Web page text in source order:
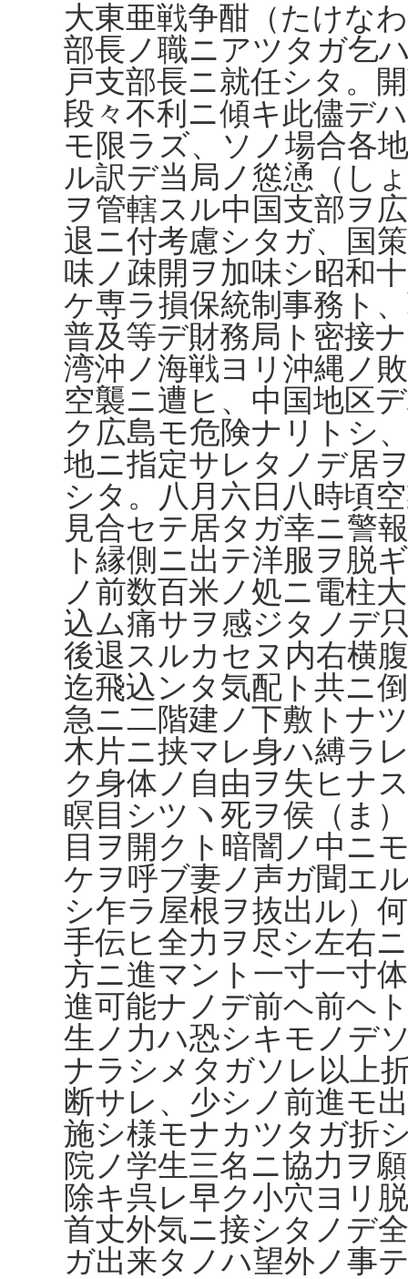
大東亜戦争酣（たけな
部長ノ職ニアツタガ乞
戸支部長ニ就任シタ。
段々不利ニ傾キ此儘デ
モ限ラズ、ソノ場合各
ル訳デ当局ノ慫慂（し
ヲ管轄スル中国支部ヲ
退ニ付考慮シタガ、国
味ノ疎開ヲ加味シ昭和
ケ専ラ損保統制事務ト
普及等デ財務局ト密接
湾沖ノ海戦ヨリ沖縄ノ
空襲ニ遭ヒ、中国地区
ク広島モ危険ナリトシ
地ニ指定サレタノデ居
シタ。八月六日八時頃
見合セテ居タガ幸ニ警
ト縁側ニ出テ洋服ヲ脱
ノ前数百米ノ処ニ電柱
込ム痛サヲ感ジタノデ
後退スルカセヌ内右横
迄飛込ンタ気配ト共ニ
急ニ二階建ノ下敷トナ
木片ニ挟マレ身ハ縛ラ
ク身体ノ自由ヲ失ヒナ
瞑目シツヽ死ヲ侯（ま
目ヲ開クト暗闇ノ中ニ
ケヲ呼ブ妻ノ声ガ聞エ
シ乍ラ屋根ヲ抜出ル）
手伝ヒ全力ヲ尽シ左右
方ニ進マント一寸一寸
進可能ナノデ前ヘ前ヘ
生ノ力ハ恐シキモノデ
ナラシメタガソレ以上
断サレ、少シノ前進モ
施シ様モナカツタガ折
院ノ学生三名ニ協力ヲ
除キ呉レ早ク小穴ヨリ
首丈外気ニ接シタノデ
ガ出来タノハ望外ノ事